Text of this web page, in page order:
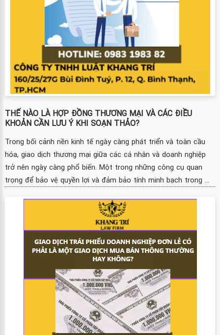
THẾ NÀO LÀ HỢP ĐỒNG THƯƠNG MẠI VÀ CÁC ĐIỀU
KHOẢN CẦN LƯU Ý KHI SOẠN THẢO?
Trong bối cảnh nền kinh tế ngày càng phát triển và toàn cầu
hóa, giao dịch thương mại giữa các cá nhân và doanh nghiệp
trở nên ngày càng phổ biến. Một trong những công cụ quan
trọng để bảo vệ quyền lợi và đảm bảo tính minh bạch trong ...